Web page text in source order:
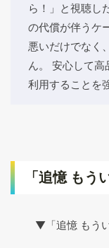
ら！」と視聴し
の代償が伴うケ
悪いだけでなく
ん。 安心して
利用することを
「追憶 もう
▼「追憶 もう